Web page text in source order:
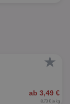
★
ab 3,49 €
8,73 € je kg